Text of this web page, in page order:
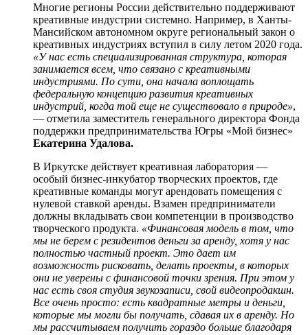
Многие регионы России действительно поддерживают
креативные индустрии системно. Например, в Ханты-
Мансийском автономном округе региональный закон о
креативных индустриях вступил в силу летом 2020 года.
«У нас есть специализированная структура, которая
занимается всем, что связано с креативными
индустриями. По сути, она начала воплощать
федеральную концепцию развития креативных
индустрий, когда той еще не существовало в природе»,
— отметила заместитель генерального директора Фонда
поддержки предпринимательства Югры «Мой бизнес»
Екатерина Удалова.
В Иркутске действует креативная лаборатория —
особый бизнес-инкубатор творческих проектов, где
креативные команды могут арендовать помещения с
нулевой ставкой аренды. Взамен предприниматели
должны вкладывать свои компетенции в производство
творческого продукта. «Финансовая модель в том, что
мы не берем с резидентов деньги за аренду, хотя у нас
полностью частный проект. Это дает им
возможность рисковать, делать проекты, в которых
они не уверены с финансовой точки зрения. При этом у
нас есть своя студия звукозаписи, свой видеопродакшн.
Все очень просто: есть квадратные метры и деньги,
которые мы могли бы получать, сдавая их в аренду. Но
мы рассчитываем получить гораздо больше благодаря